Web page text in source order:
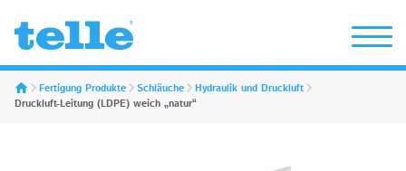
Erwin Telle GmbH
Fertigung Produkte Schläuche
Hydraulik und Druckluft
Druckluft-Leitung (LDPE) weich „natur“